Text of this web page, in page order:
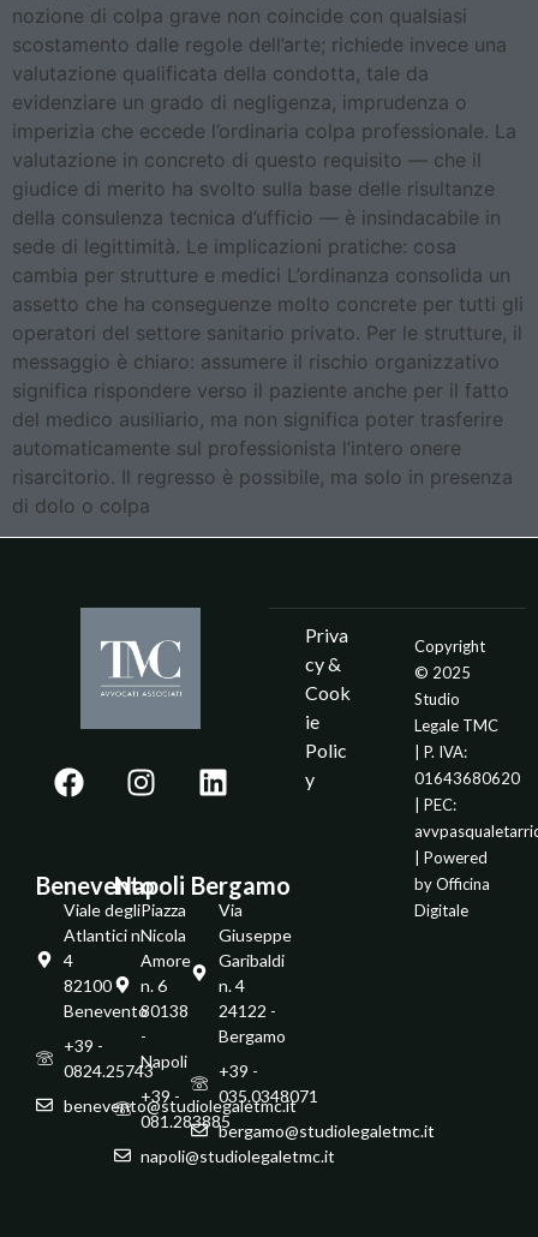
nozione di colpa grave non coincide con qualsiasi
scostamento dalle regole dell’arte; richiede invece una
valutazione qualificata della condotta, tale da
evidenziare un grado di negligenza, imprudenza o
imperizia che eccede l’ordinaria colpa professionale. La
valutazione in concreto di questo requisito — che il
giudice di merito ha svolto sulla base delle risultanze
della consulenza tecnica d’ufficio — è insindacabile in
sede di legittimità. Le implicazioni pratiche: cosa
cambia per strutture e medici L’ordinanza consolida un
assetto che ha conseguenze molto concrete per tutti gli
operatori del settore sanitario privato. Per le strutture, il
messaggio è chiaro: assumere il rischio organizzativo
significa rispondere verso il paziente anche per il fatto
del medico ausiliario, ma non significa poter trasferire
automaticamente sul professionista l’intero onere
risarcitorio. Il regresso è possibile, ma solo in presenza
di dolo o colpa
Benevento
Viale degli
Atlantici n.
4
82100 -
Benevento
+39 -
0824.25743
benevento@studiolegaletmc.it
Napoli
Piazza
Nicola
Amore
n. 6
80138
-
Napoli
+39 -
081.283885
napoli@studiolegaletmc.it
Bergamo
Via
Giuseppe
Garibaldi
n. 4
24122 -
Bergamo
+39 -
035.0348071
bergamo@studiolegaletmc.it
Priva
cy &
Cook
ie
Polic
y
Copyright
© 2025
Studio
Legale TMC
| P. IVA:
01643680620
| PEC:
| Powered
byOfficina
Digitale